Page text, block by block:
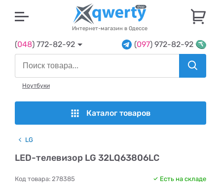
Интернет-магазин в Одессе
(048) 772-82-92 (097) 972-82-92
Ноутбуки
Каталог товаров
LG
LED-телевизор LG 32LQ63806LC
Код товара: 278385 Есть на складе